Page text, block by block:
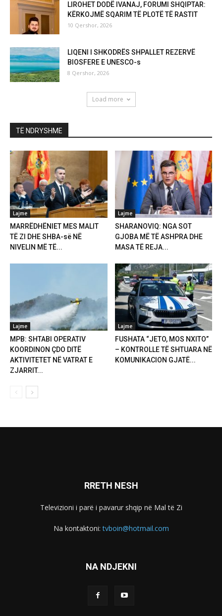
LIROHET DODË IVANAJ, FORUMI SHQIPTAR:
KËRKOJMË SQARIM TË PLOTË TË RASTIT
10 Qershor, 2026
LIQENI I SHKODRËS SHPALLET REZERVË
BIOSFERE E UNESCO-s
8 Qershor, 2026
Load more
TË NDRYSHME
Lajme
MARRËDHËNIET MES MALIT
TË ZI DHE SHBA-së NË
NIVELIN MË TË...
Lajme
SHARANOVIQ: NGA SOT
GJOBA MË TË ASHPRA DHE
MASA TË REJA...
Lajme
MPB: SHTABI OPERATIV
KOORDINON ÇDO DITË
AKTIVITETET NË VATRAT E
ZJARRIT...
Lajme
FUSHATA “JETO, MOS NXITO”
– KONTROLLE TË SHTUARA NË
KOMUNIKACION GJATË...
RRETH NESH
Televizioni i parë i pavarur shqip në Mal të Zi
Na kontaktoni:tvboin@hotmail.com
NA NDJEKNI